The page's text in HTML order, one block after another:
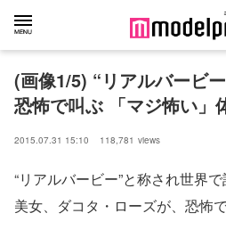
(画像1/5) “リアルバービ
恐怖で叫ぶ 「マジ怖い」
2015.07.31 15:10 118,781 views
“リアルバービー”と称され世界
美女、ダコタ・ローズが、恐怖で